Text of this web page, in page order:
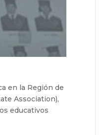
en la Región de
Association),
educativos